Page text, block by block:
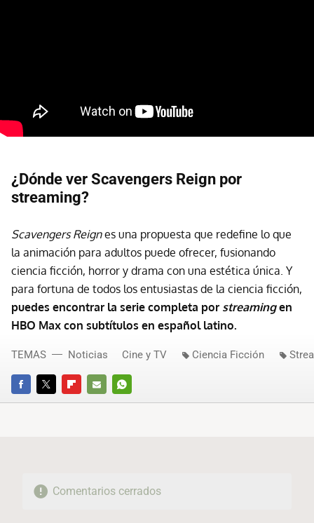
¿Dónde ver Scavengers Reign por
streaming?
Scavengers Reignes una propuesta que redefine lo que
la animación para adultos puede ofrecer, fusionando
ciencia ficción, horror y drama con una estética única. Y
para fortuna de todos los entusiastas de la ciencia ficción,
puedes encontrar la serie completa por streamingen
HBO Max con subtítulos en español latino.
FACEBOOKTWITTERFLIPBOARD
E-
WHATSAPP
TEMAS Noticias Cine y TV Ciencia Ficción
Comentarios cerrados